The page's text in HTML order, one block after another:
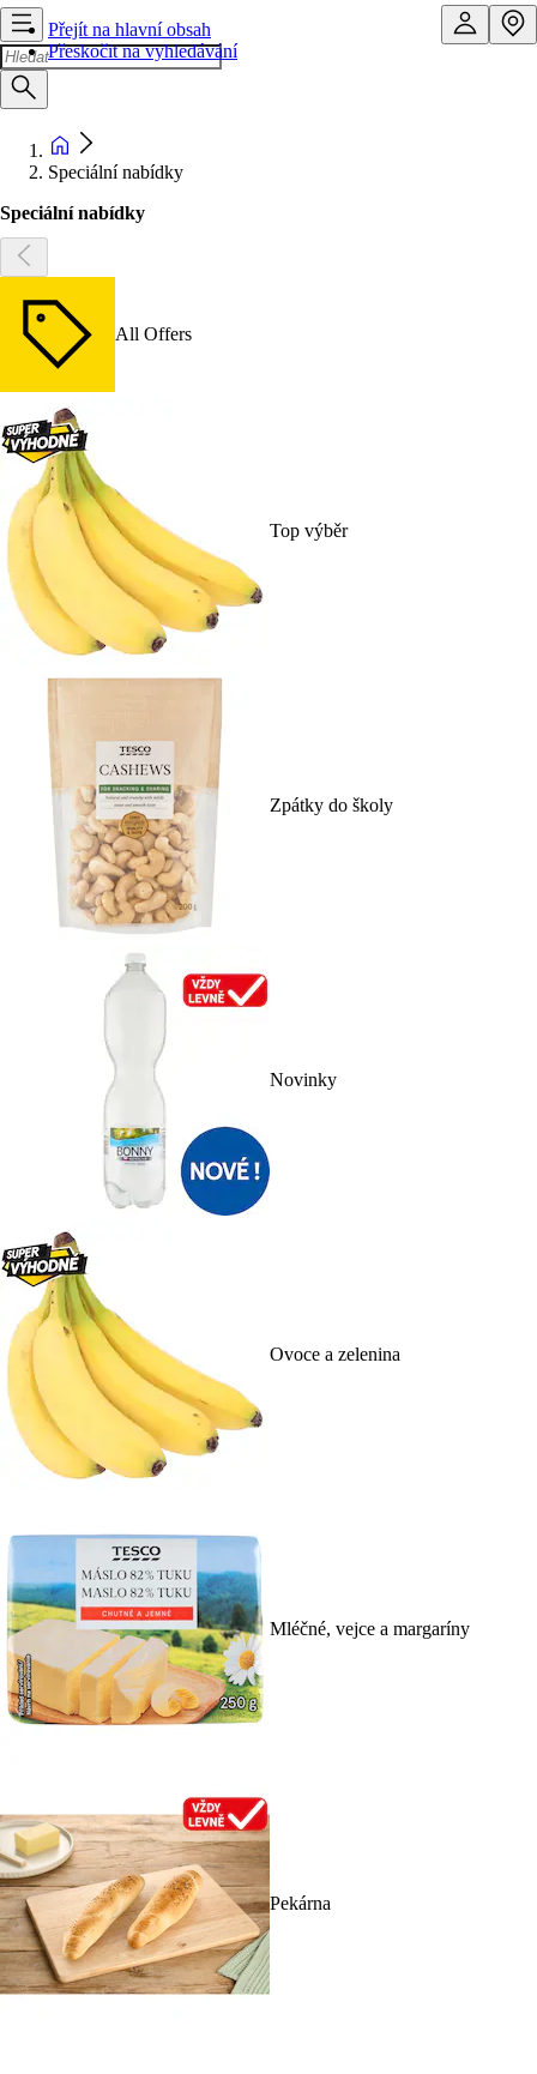
Přejít na hlavní obsah
Přeskočit na vyhledávání
Speciální nabídky
Speciální nabídky
All Offers
Top výběr
Zpátky do školy
Novinky
Ovoce a zelenina
Mléčné, vejce a margaríny
Pekárna